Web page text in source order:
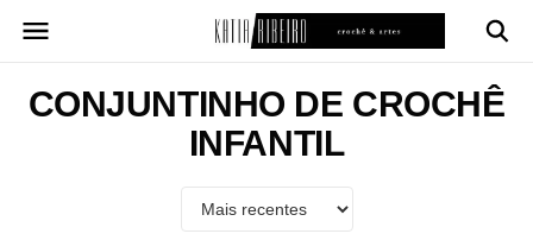
para
conteúdo
CONJUNTINHO DE CROCHÊ
INFANTIL